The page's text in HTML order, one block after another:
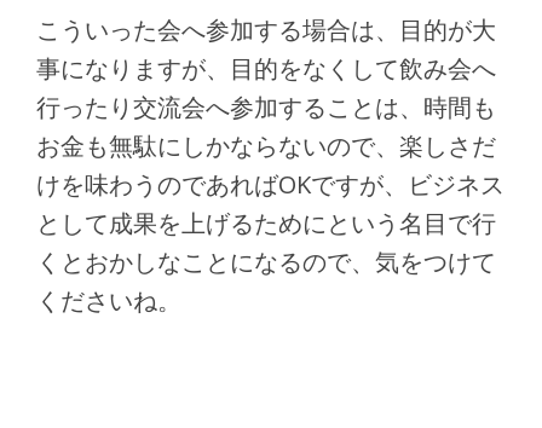
こういった会へ参加する場合は、目的が大
事になりますが、目的をなくして飲み会へ
行ったり交流会へ参加することは、時間も
お金も無駄にしかならないので、楽しさだ
けを味わうのであればOKですが、ビジネス
として成果を上げるためにという名目で行
くとおかしなことになるので、気をつけて
くださいね。